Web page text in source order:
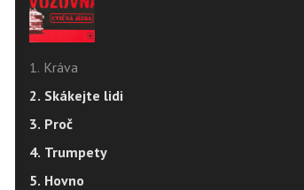
1. Kráva
2. Skákejte lidi
3. Proč
4. Trumpety
5. Hovno